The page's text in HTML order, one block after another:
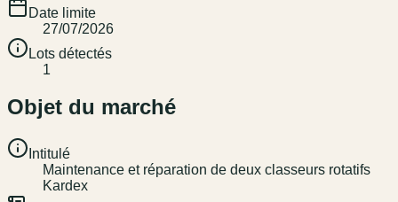
Date limite
27/07/2026
Lots détectés
1
Objet du marché
Intitulé
Maintenance et réparation de deux classeurs rotatifs
Kardex